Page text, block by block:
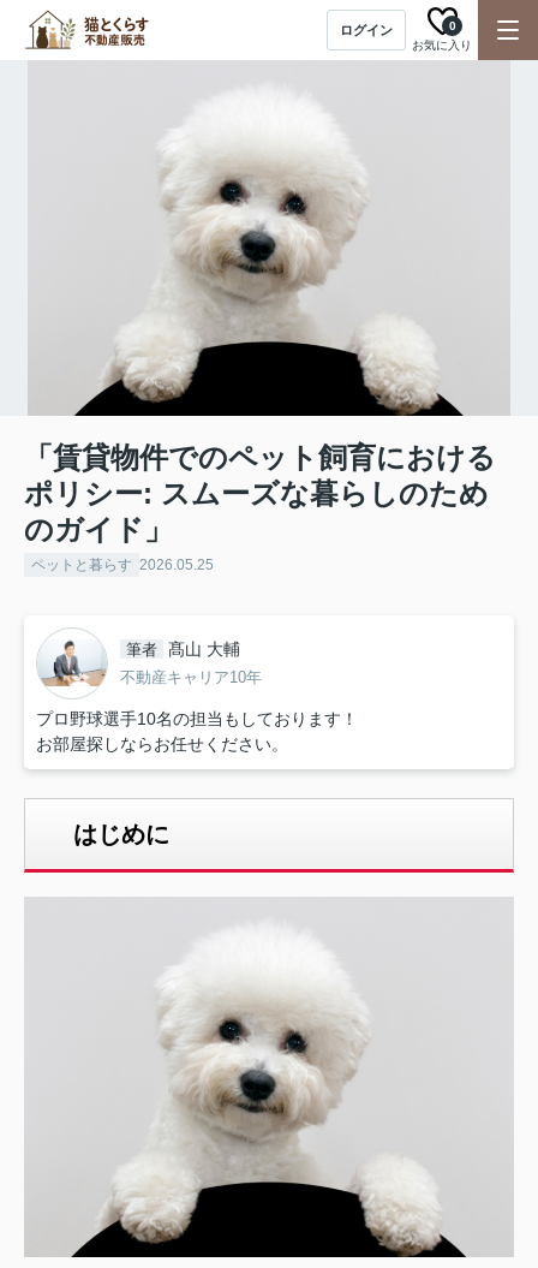
ログイン
お気に入り
0
「賃貸物件でのペット飼育における
ポリシー: スムーズな暮らしのため
のガイド」
ペットと暮らす 2026.05.25
筆者 髙山 大輔
不動産キャリア10年
プロ野球選手10名の担当もしております！
お部屋探しならお任せください。
はじめに